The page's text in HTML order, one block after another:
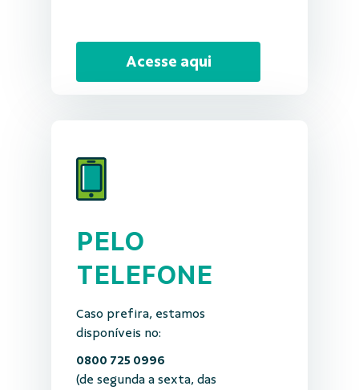
Acesse aqui
PELO
TELEFONE
Caso prefira, estamos
disponíveis no:
0800 725 0996
(de segunda a sexta, das